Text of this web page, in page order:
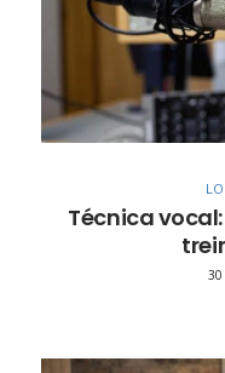
Técnica
30